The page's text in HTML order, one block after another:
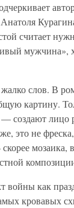
считает
мужчина»,
слов. В
картину.
лицо
это не
войны как
кровавых